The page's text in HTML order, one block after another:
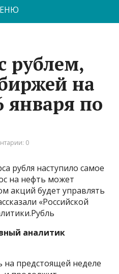
рублем,
на
января по
0
рубля наступило самое
на нефть может
акций будет управлять
«Российской
аналитик
предстоящей неделе